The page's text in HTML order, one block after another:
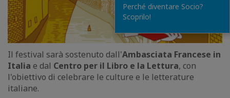
Il festival sarà sostenuto dall'Ambasciata Francese in
Italia e dal Centro per il Libro e la Lettura, con
l'obiettivo di celebrare le culture e le letterature
italiane.
Perché diventare Socio?
Scoprilo!